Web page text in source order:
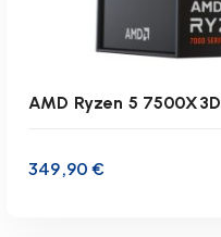
AMD Ryzen 5 7500X3D
349,90€